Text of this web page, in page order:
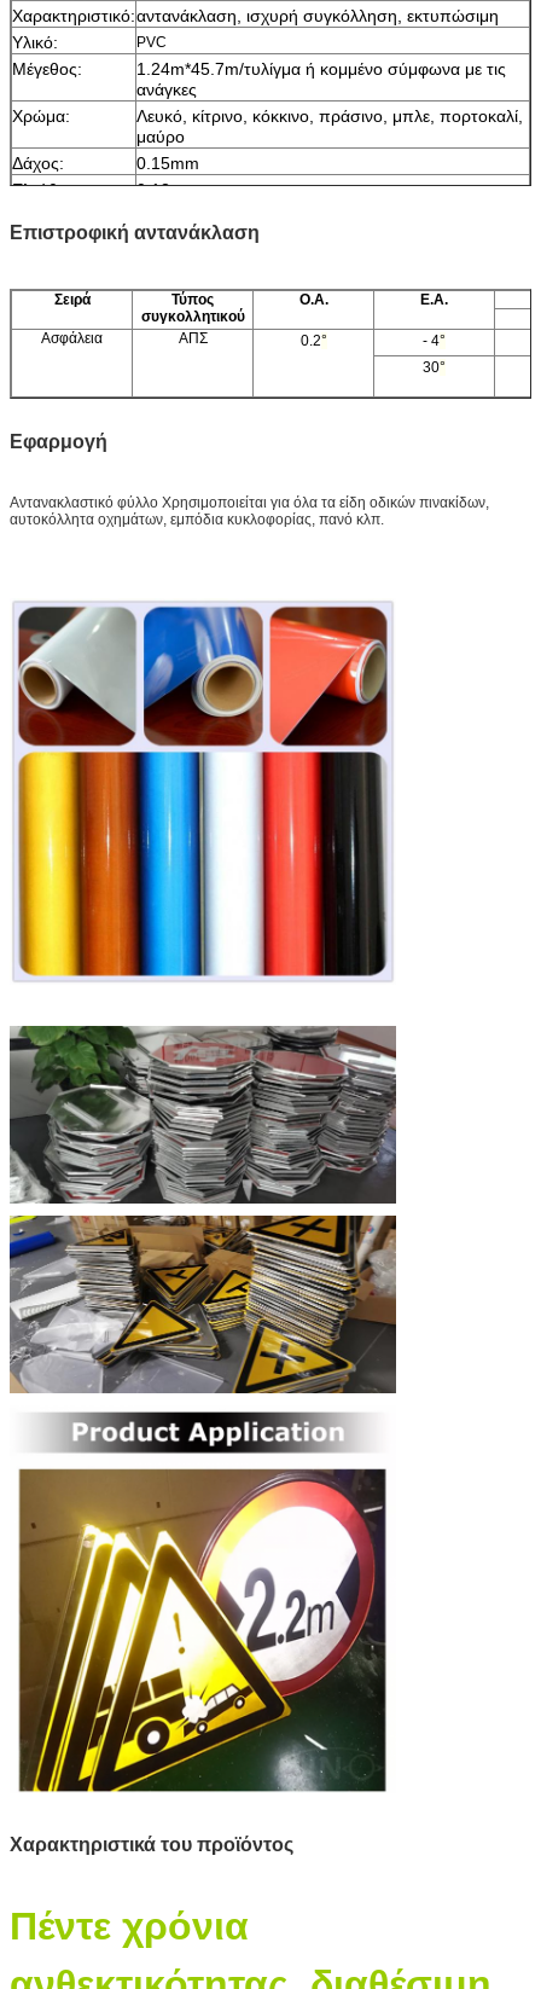
Χαρακτηριστικό:αντανάκλαση, ισχυρή συγκόλληση, εκτυπώσιμη
Υλικό:
PVC
Μέγεθος:
1.24m*45.7m/τυλίγμα ή κομμένο σύμφωνα με τις
ανάγκες
Χρώμα:
Λευκό, κίτρινο, κόκκινο, πράσινο, μπλε, πορτοκαλί,
μαύρο
Δάχος:
0.15mm
Ελεύθερο
0.13mm
Συσκευή:
1 ρολό συσκευάζεται σε 1 κουτί
Παράδοση
7 ημέρες, ανάλογα με την ποσότητα της
παραγγελίας
Επιστροφική αντανάκλαση
Σειρά
Τύπος
συγκολλητικού
Ο.Α.
Ε.Α.
Ασφάλεια
ΑΠΣ 0.2° - 4°
30°
Εφαρμογή
Αντανακλαστικό φύλλο Χρησιμοποιείται για όλα τα είδη οδικών πινακίδων,
αυτοκόλλητα οχημάτων, εμπόδια κυκλοφορίας, πανό κλπ.
Χαρακτηριστικά του προϊόντος
Πέντε χρόνια